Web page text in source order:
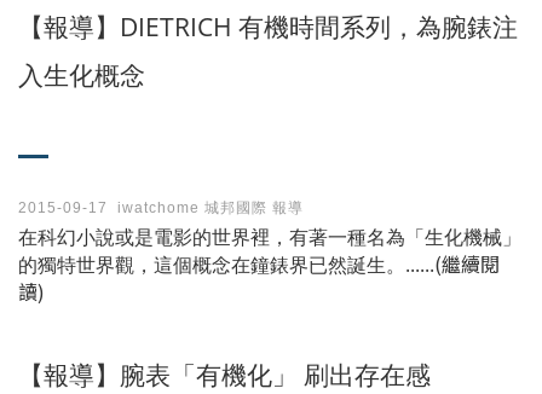
【報導】DIETRICH 有機時間系列，為腕錶注
入生化概念
2015-09-17 iwatchome 城邦國際 報導
在科幻小說或是電影的世界裡，有著一種名為「生化機械」
的獨特世界觀，這個概念在鐘錶界已然誕生。......(繼續閱
讀)
【報導】腕表「有機化」 刷出存在感